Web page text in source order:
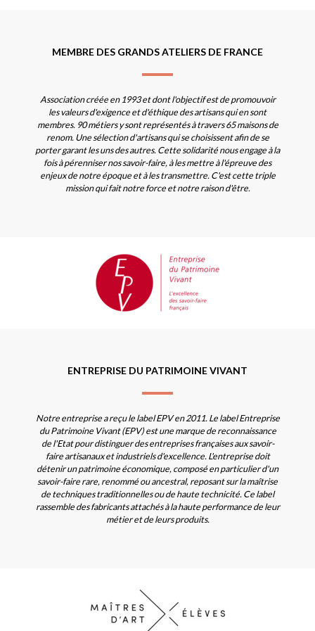
MEMBRE DES GRANDS ATELIERS DE FRANCE
Association créée en 1993 et dont l'objectif est de promouvoir
les valeurs d'exigence et d'éthique des artisans qui en sont
membres. 90 métiers y sont représentés à travers 65 maisons de
renom. Une sélection d'artisans qui se choisissent afin de se
porter garant les uns des autres. Cette solidarité nous engage à la
fois à pérenniser nos savoir-faire, à les mettre à l'épreuve des
enjeux de notre époque et à les transmettre. C'est cette triple
mission qui fait notre force et notre raison d'être.
ENTREPRISE DU PATRIMOINE VIVANT
Notre entreprise a reçu le label EPV en 2011. Le label Entreprise
du Patrimoine Vivant (EPV) est une marque de reconnaissance
de l'Etat pour distinguer des entreprises françaises aux savoir-
faire artisanaux et industriels d'excellence. L'entreprise doit
détenir un patrimoine économique, composé en particulier d'un
savoir-faire rare, renommé ou ancestral, reposant sur la maîtrise
de techniques traditionnelles ou de haute technicité. Ce label
rassemble des fabricants attachés à la haute performance de leur
métier et de leurs produits.